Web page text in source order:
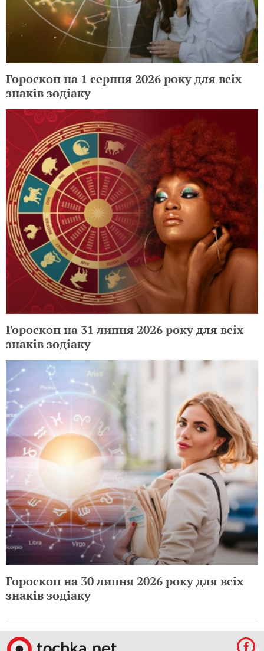
Гороскоп на 1 серпня 2026 року для всіх
знаків зодіаку
Гороскоп на 31 липня 2026 року для всіх
знаків зодіаку
Гороскоп на 30 липня 2026 року для всіх
знаків зодіаку